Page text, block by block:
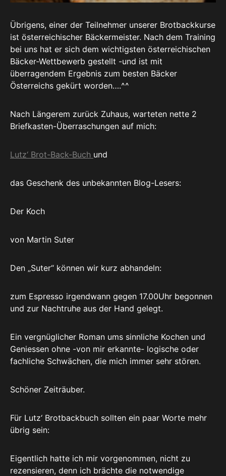
Übrigens, einer der Teilnehmer unserer Brotbackkurse
ist österreichischer Bäckermeister. Nach dem Training
bei uns hat er sich dem wichtigsten österreichischen
Bäcker-Wettbewerb gestellt -und ist mit
überragendem Ergebnis zum besten Bäcker
Österreichs gekürt worden….^^
Nach Längerem zurück Zuhaus, warteten nette 2
Briefkasten-Überraschungen auf mich:
Lutz‘ Brot-Back-Buch und
das Geschenk des unbekannten Blog-Lesers:
Der Koch
von Martin Suter
Den „Suter“ können wir kurz abhandeln:
zum Espresso irgendwann gegen 17.00Uhr begonnen
und zur Nachtruhe aus der Hand gelegt.
Ein vergnüglicher Roman ums sinnliche Kochen und
Geniessen ohne -von mir erkannte- logische oder
fachliche Schwächen, die mich immer sehr stören.
Schöner Zeiträuber.
Für Lutz‘ Brotbackbuch sollten ein paar Worte mehr
übrig sein:
Eigentlich hatte ich mir vorgenommen, nicht zu
rezensieren, denn ich brächte die notwendige